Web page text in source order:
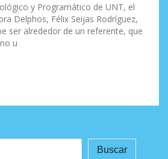
y Programático de UNT, el
Delphos, Félix Seijas Rodríguez,
ser alrededor de un referente, que
u
Buscar